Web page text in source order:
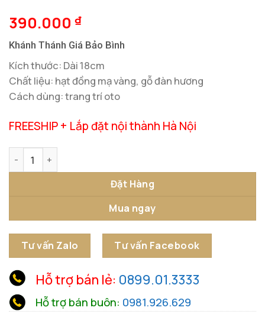
390.000 ₫
Khánh Thánh Giá Bảo Bình
Kích thước: Dài 18cm
Chất liệu: hạt đồng mạ vàng, gỗ đàn hương
Cách dùng: trang trí oto
FREESHIP + Lắp đặt nội thành Hà Nội
Khánh Thánh Giá Bảo Bình số lượng
Đặt Hàng
Mua ngay
Tư vấn Zalo Tư vấn Facebook
Hỗ trợ bán lẻ: 0899.01.3333
Hỗ trợ bán buôn: 0981.926.629